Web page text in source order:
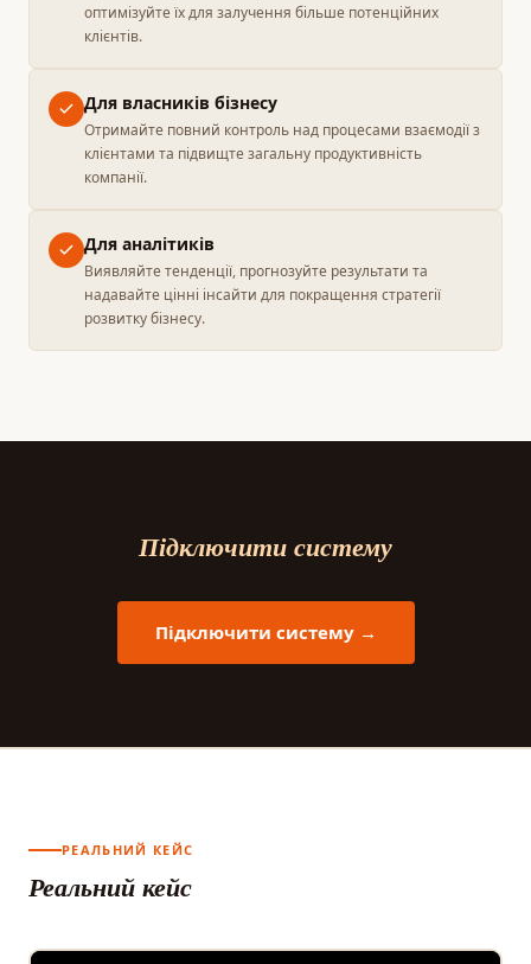
оптимізуйте їх для залучення більше потенційних
клієнтів.
Для власників бізнесу
Отримайте повний контроль над процесами взаємодії з
клієнтами та підвищте загальну продуктивність
компанії.
Для аналітиків
Виявляйте тенденції, прогнозуйте результати та
надавайте цінні інсайти для покращення стратегії
розвитку бізнесу.
Підключити систему
Підключити систему →
РЕАЛЬНИЙ КЕЙС
Реальний кейс